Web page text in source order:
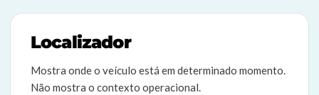
Localizador
Mostra onde o veículo está em determinado momento.
Não mostra o contexto operacional.